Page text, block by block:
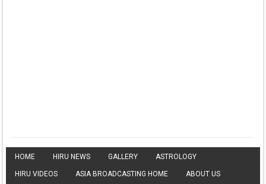
Sanka Dineth
⤵ 2,116 Downloads
HOME HIRU NEWS GALLERY ASTROLOGY
HIRU VIDEOS ASIA BROADCASTING HOME ABOUT US